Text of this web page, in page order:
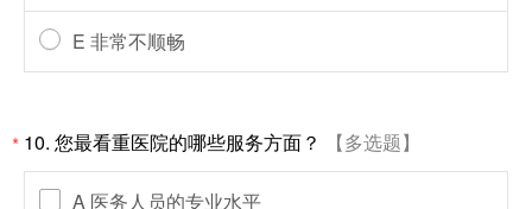
E 非常不顺畅
* 10. 您最看重医院的哪些服务方面？ 【多选题】
A 医务人员的专业水平